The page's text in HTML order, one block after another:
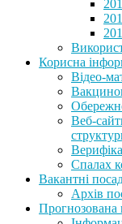
Корисна
Відео-
Веб-
Спалах
Вакантні
Архів
Прогнозована